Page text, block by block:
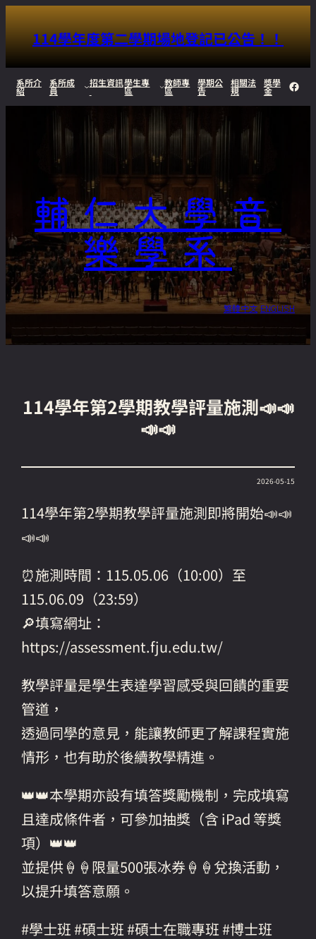
114學年度第二學期場地登記已公告！！
跳
至
系所介
紹
系所成
員
招生資訊學生專
區
教師專
區
學期公
告
相關法
規
獎學
金
輔仁大學音
樂學系
繁體中文 ENGLISH
114學年第2學期教學評量施測📣📣
📣📣
2026-05-15
114學年第2學期教學評量施測即將開始📣📣
📣📣
⏰施測時間：115.05.06（10:00）至
115.06.09（23:59）
🔎填寫網址：
https://assessment.fju.edu.tw/
教學評量是學生表達學習感受與回饋的重要
管道，
透過同學的意見，能讓教師更了解課程實施
情形，也有助於後續教學精進。
👑👑本學期亦設有填答獎勵機制，完成填寫
且達成條件者，可參加抽獎（含 iPad 等獎
項）👑👑
並提供🍦🍦限量500張冰券🍦🍦兌換活動，
以提升填答意願。
#學士班 #碩士班 #碩士在職專班 #博士班